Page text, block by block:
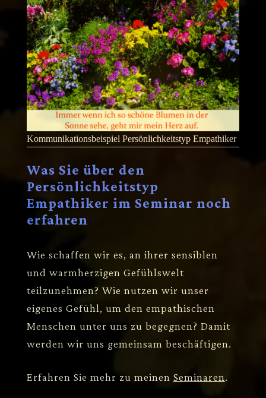
Kommunikationsbeispiel Persönlichkeitstyp Empathiker
Was Sie über den
Persönlichkeitstyp
Empathiker im Seminar noch
erfahren
Wie schaffen wir es, an ihrer sensiblen
und warmherzigen Gefühlswelt
teilzunehmen? Wie nutzen wir unser
eigenes Gefühl, um den empathischen
Menschen unter uns zu begegnen? Damit
werden wir uns gemeinsam beschäftigen.
Erfahren Sie mehr zu meinen Seminaren.